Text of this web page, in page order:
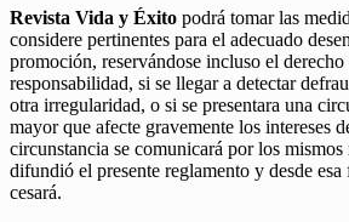
Revista Vida y Éxito podrá tomar las
considere pertinentes para el adecuado
promoción, reservándose incluso el derecho
responsabilidad, si se llegar a detectar
otra irregularidad, o si se presentara una
mayor que afecte gravemente los intereses
circunstancia se comunicará por los mismos
difundió el presente reglamento y desde
cesará.